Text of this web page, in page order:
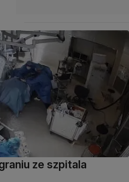
ze szpitala